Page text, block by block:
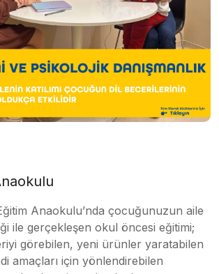
Anaokulu’nda çocuğunuzun aile
ile gerçekleşen okul öncesi eğitimi;
görebilen, yeni ürünler yaratabilen
amaçları için yönlendirebilen